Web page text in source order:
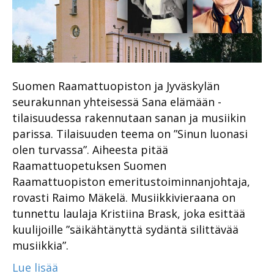
Suomen Raamattuopiston ja Jyväskylän
seurakunnan yhteisessä Sana elämään -
tilaisuudessa rakennutaan sanan ja musiikin
parissa. Tilaisuuden teema on ”Sinun luonasi
olen turvassa”. Aiheesta pitää
Raamattuopetuksen Suomen
Raamattuopiston emeritustoiminnanjohtaja,
rovasti Raimo Mäkelä. Musiikkivieraana on
tunnettu laulaja Kristiina Brask, joka esittää
kuulijoille ”säikähtänyttä sydäntä silittävää
musiikkia”.
Lue lisää